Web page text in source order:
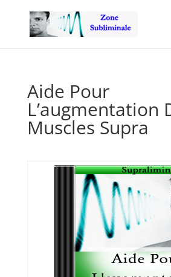
Aide Pour
L’augmentation
Muscles Supra